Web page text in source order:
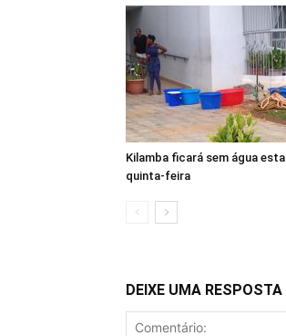
Kilamba ficará sem água esta
quinta-feira
DEIXE UMA RESPOSTA